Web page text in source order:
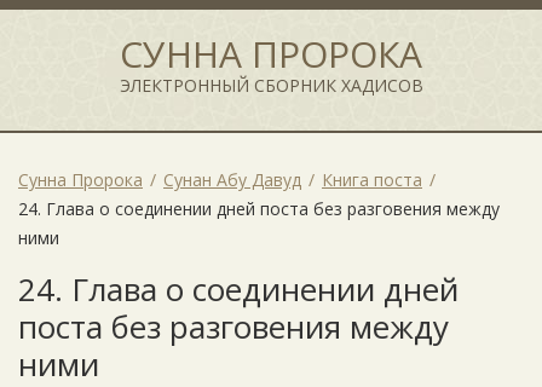
СУННА ПРОРОКА
ЭЛЕКТРОННЫЙ СБОРНИК ХАДИСОВ
Сунна Пророка Сунан Абу Давуд
Книга поста
24. Глава о соединении дней поста без разговения между
ними
24. Глава о соединении дней
поста без разговения между
ними